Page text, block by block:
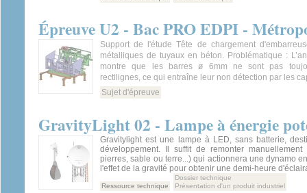
Épreuve U2 - Bac PRO EDPI -
Support de l'étude Tête de chargement
métalliques de tuyaux en béton. Problématique :
montre que les barres ø 6mm ne sont pas
rectilignes, ce qui entraîne leur non détection par les
Sujet d'épreuve
GravityLight 02 - Lampe à énergie
Gravitylight est une lampe à LED, sans batterie,
développement. Il suffit de remonter
pierres, sable ou terre...) qui actionnera une dynamo
l'effet de la gravité pour obtenir une demi-heure
Ressource technique
Dossier technique
Présentation d'un produit industriel